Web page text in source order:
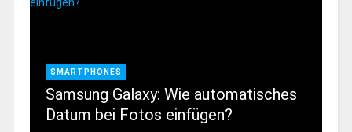
SMARTPHONES
Samsung Galaxy: Wie automatisches
Datum bei Fotos einfügen?